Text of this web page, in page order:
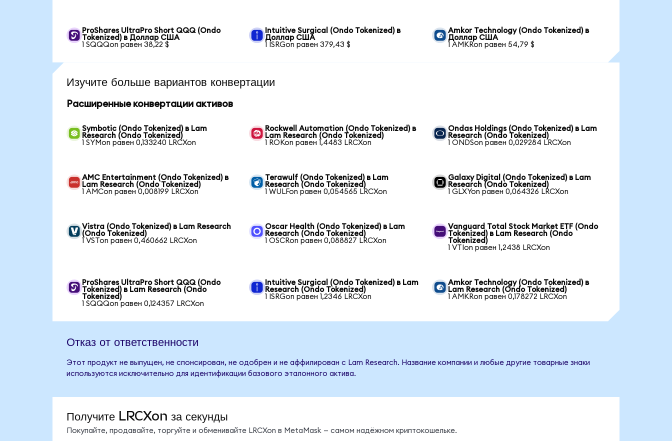
ProShares UltraPro Short QQQ (Ondo
Tokenized) в Доллар США
1 SQQQon равен 38,22 $
Intuitive Surgical (Ondo Tokenized) в
Доллар США
1 ISRGon равен 379,43 $
Amkor Technology (Ondo Tokenized) в
Доллар США
1 AMKRon равен 54,79 $
Изучите больше вариантов конвертации
Расширенные конвертации активов
Symbotic (Ondo Tokenized) в Lam
Research (Ondo Tokenized)
1 SYMon равен 0,133240 LRCXon
Rockwell Automation (Ondo Tokenized) в
Lam Research (Ondo Tokenized)
1 ROKon равен 1,4483 LRCXon
Ondas Holdings (Ondo Tokenized) в Lam
Research (Ondo Tokenized)
1 ONDSon равен 0,029284 LRCXon
AMC Entertainment (Ondo Tokenized) в
Lam Research (Ondo Tokenized)
1 AMCon равен 0,008199 LRCXon
Terawulf (Ondo Tokenized) в Lam
Research (Ondo Tokenized)
1 WULFon равен 0,054565 LRCXon
Galaxy Digital (Ondo Tokenized) в Lam
Research (Ondo Tokenized)
1 GLXYon равен 0,064326 LRCXon
Vistra (Ondo Tokenized) в Lam Research
(Ondo Tokenized)
1 VSTon равен 0,460662 LRCXon
Oscar Health (Ondo Tokenized) в Lam
Research (Ondo Tokenized)
1 OSCRon равен 0,088827 LRCXon
Vanguard Total Stock Market ETF (Ondo
Tokenized) в Lam Research (Ondo
Tokenized)
1 VTIon равен 1,2438 LRCXon
ProShares UltraPro Short QQQ (Ondo
Tokenized) в Lam Research (Ondo
Tokenized)
1 SQQQon равен 0,124357 LRCXon
Intuitive Surgical (Ondo Tokenized) в Lam
Research (Ondo Tokenized)
1 ISRGon равен 1,2346 LRCXon
Amkor Technology (Ondo Tokenized) в
Lam Research (Ondo Tokenized)
1 AMKRon равен 0,178272 LRCXon
Отказ от ответственности
Этот продукт не выпущен, не спонсирован, не одобрен и не аффилирован с Lam Research. Название компании и любые другие товарные знаки
используются исключительно для идентификации базового эталонного актива.
Получите LRCXon за секунды
Покупайте, продавайте, торгуйте и обменивайте LRCXon в MetaMask — самом надёжном криптокошельке.